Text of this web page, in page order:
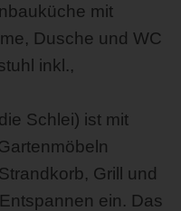
mit
Dusche und WC
inkl.,
Schlei) ist mit
Grill und
ein. Das